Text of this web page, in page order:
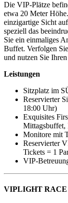
Die VIP-Plätze
etwa 20 Meter
einzigartige Sicht
speziell das
Sie ein einmaliges
Buffet. Verfolgen
und nutzen Sie
Leistungen
Sitzplatz im
Reservierter
18:00 Uhr)
Exquisites
Mittagsbuffet,
Monitore mit
Reservierter
Tickets = 1
VIP-
VIPLIGHT RACE